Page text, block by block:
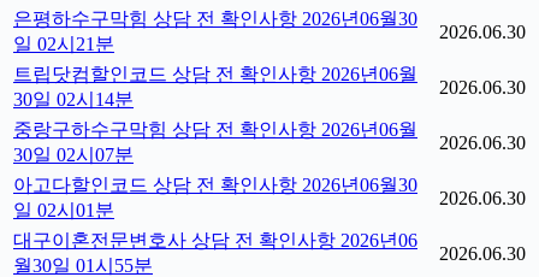
은평하수구막힘 상담 전 확인사항 2026년06월30
일 02시21분
2026.06.30
트립닷컴할인코드 상담 전 확인사항 2026년06월
30일 02시14분
2026.06.30
중랑구하수구막힘 상담 전 확인사항 2026년06월
30일 02시07분
2026.06.30
아고다할인코드 상담 전 확인사항 2026년06월30
일 02시01분
2026.06.30
대구이혼전문변호사 상담 전 확인사항 2026년06
월30일 01시55분
2026.06.30